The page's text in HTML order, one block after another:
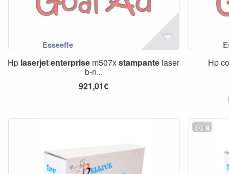
Hp laserjetenterprise m507xstampante laser
b-n...
921,01€
Hp
9